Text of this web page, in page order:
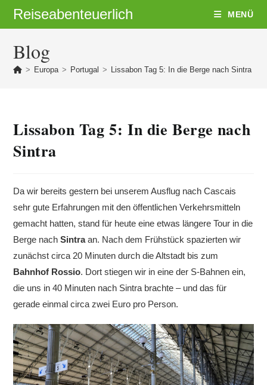
InhaltReiseabenteuerlich MENÜ
Blog
> Europa > Portugal > Lissabon Tag 5: In die Berge nach Sintra
Lissabon Tag 5: In die Berge nach
Sintra
Da wir bereits gestern bei unserem Ausflug nach Cascais
sehr gute Erfahrungen mit den öffentlichen Verkehrsmitteln
gemacht hatten, stand für heute eine etwas längere Tour in die
Berge nachSintraan. Nach dem Frühstück spazierten wir
zunächst circa 20 Minuten durch die Altstadt bis zum
Bahnhof Rossio. Dort stiegen wir in eine der S-Bahnen ein,
die uns in 40 Minuten nach Sintra brachte – und das für
gerade einmal circa zwei Euro pro Person.